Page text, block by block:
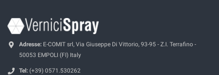
Adresse: E-COMIT srl, Via Giuseppe Di Vittorio, 93-95 - Z.I. Terrafino -
50053 EMPOLI (FI) Italy
Tel: (+39) 0571.530262